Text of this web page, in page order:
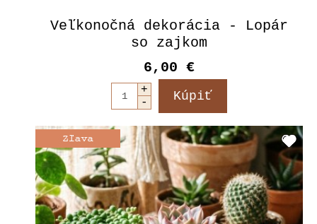
Veľkonočná dekorácia - Lopár
so zajkom
6,00 €